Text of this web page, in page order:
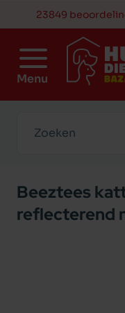
23849
Menu
Beeztees
reflecterend